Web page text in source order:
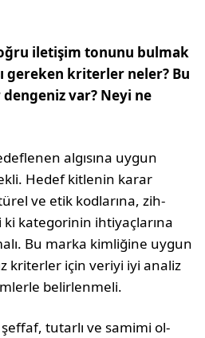
iletişim tonunu bulmak
gereken kri­terler neler? Bu
var? Neyi ne
algısına uygun
Hedef kitlenin karar
ve etik kodlarına, zih­
kategorinin ihtiyaçları­na
Bu marka kimliğine uygun
kriterler için ve­riyi iyi analiz
belir­lenmeli.
tutarlı ve samimi ol­